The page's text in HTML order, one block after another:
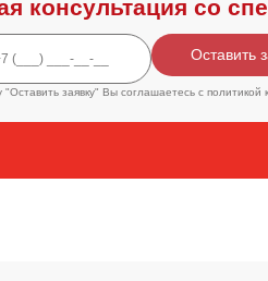
консультация со
Оставить
"Оставить заявку" Вы соглашаетесь c политикой